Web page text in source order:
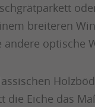
breiteren
andere optische
die Eiche das